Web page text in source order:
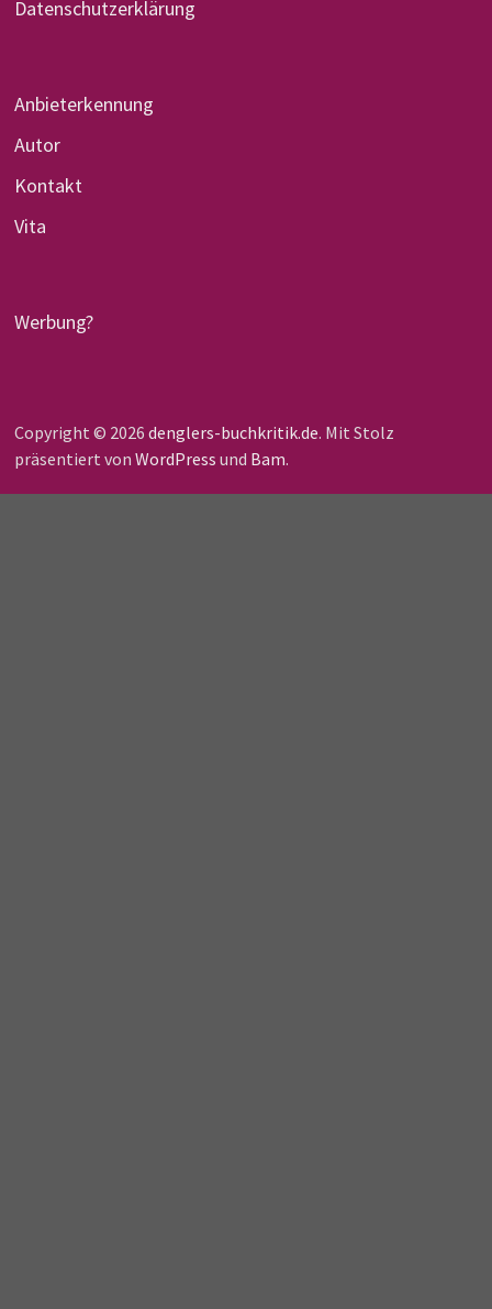
Datenschutzerklärung
Anbieterkennung
Autor
Kontakt
Vita
Werbung?
Copyright © 2026 denglers-buchkritik.de. Mit Stolz
präsentiert von WordPress und Bam.